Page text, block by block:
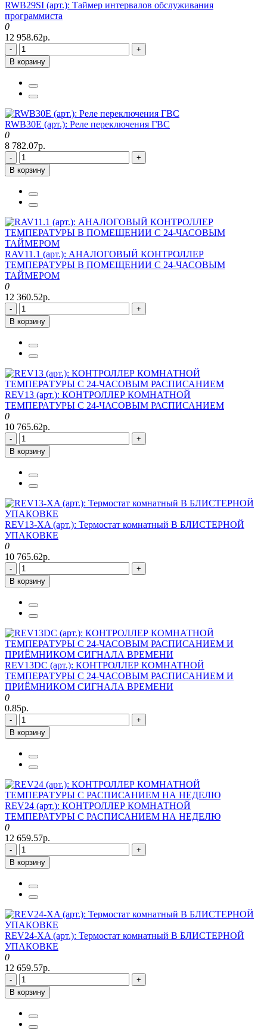
RWB29SI (арт.): Таймер интервалов обслуживания
программиста
0
12 958.62р.
-
+
В корзину
RWB30E (арт.): Реле переключения ГВС
0
8 782.07р.
-
+
В корзину
RAV11.1 (арт.): АНАЛОГОВЫЙ КОНТРОЛЛЕР
ТЕМПЕРАТУРЫ В ПОМЕЩЕНИИ С 24-ЧАСОВЫМ
ТАЙМЕРОМ
0
12 360.52р.
-
+
В корзину
REV13 (арт.): КОНТРОЛЛЕР КОМНАТНОЙ
ТЕМПЕРАТУРЫ С 24-ЧАСОВЫМ РАСПИСАНИЕМ
0
10 765.62р.
-
+
В корзину
REV13-XA (арт.): Термостат комнатный В БЛИСТЕРНОЙ
УПАКОВКЕ
0
10 765.62р.
-
+
В корзину
REV13DC (арт.): КОНТРОЛЛЕР КОМНАТНОЙ
ТЕМПЕРАТУРЫ С 24-ЧАСОВЫМ РАСПИСАНИЕМ И
ПРИЁМНИКОМ СИГНАЛА ВРЕМЕНИ
0
0.85р.
-
+
В корзину
REV24 (арт.): КОНТРОЛЛЕР КОМНАТНОЙ
ТЕМПЕРАТУРЫ С РАСПИСАНИЕМ НА НЕДЕЛЮ
0
12 659.57р.
-
+
В корзину
REV24-XA (арт.): Термостат комнатный В БЛИСТЕРНОЙ
УПАКОВКЕ
0
12 659.57р.
-
+
В корзину